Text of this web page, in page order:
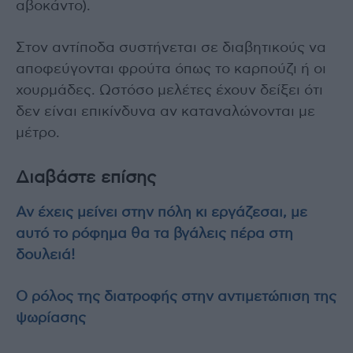
αβοκάντο).
Στον αντίποδα συστήνεται σε διαβητικούς να
αποφεύγονται φρούτα όπως το καρπούζι ή οι
χουρμάδες. Ωστόσο μελέτες έχουν δείξει ότι
δεν είναι επικίνδυνα αν καταναλώνονται με
μέτρο.
Διαβάστε επίσης
Αν έχεις μείνει στην πόλη κι εργάζεσαι, με
αυτό το ρόφημα θα τα βγάλεις πέρα στη
δουλειά!
Ο ρόλος της διατροφής στην αντιμετώπιση της
ψωρίασης